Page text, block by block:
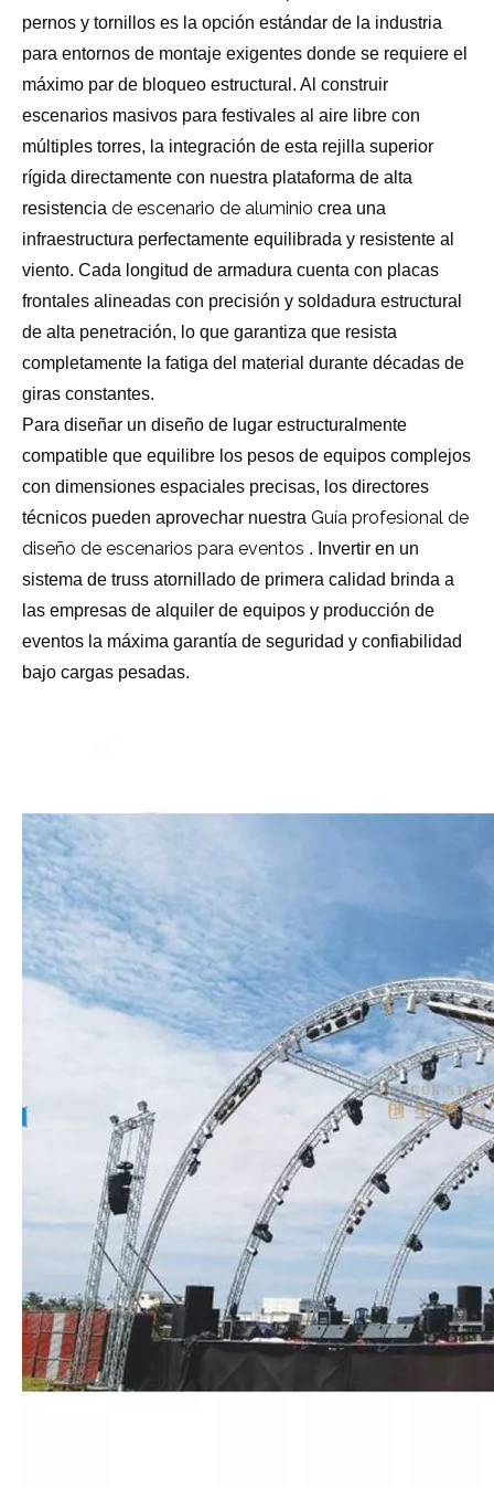
pernos y tornillos es la opción estándar de la industria
para entornos de montaje exigentes donde se requiere el
máximo par de bloqueo estructural. Al construir
escenarios masivos para festivales al aire libre con
múltiples torres, la integración de esta rejilla superior
rígida directamente con nuestra plataforma de alta
resistencia de escenario de aluminio crea una
infraestructura perfectamente equilibrada y resistente al
viento. Cada longitud de armadura cuenta con placas
frontales alineadas con precisión y soldadura estructural
de alta penetración, lo que garantiza que resista
completamente la fatiga del material durante décadas de
giras constantes.
Para diseñar un diseño de lugar estructuralmente
compatible que equilibre los pesos de equipos complejos
con dimensiones espaciales precisas, los directores
técnicos pueden aprovechar nuestra Guía profesional de
diseño de escenarios para eventos . Invertir en un
sistema de truss atornillado de primera calidad brinda a
las empresas de alquiler de equipos y producción de
eventos la máxima garantía de seguridad y confiabilidad
bajo cargas pesadas.